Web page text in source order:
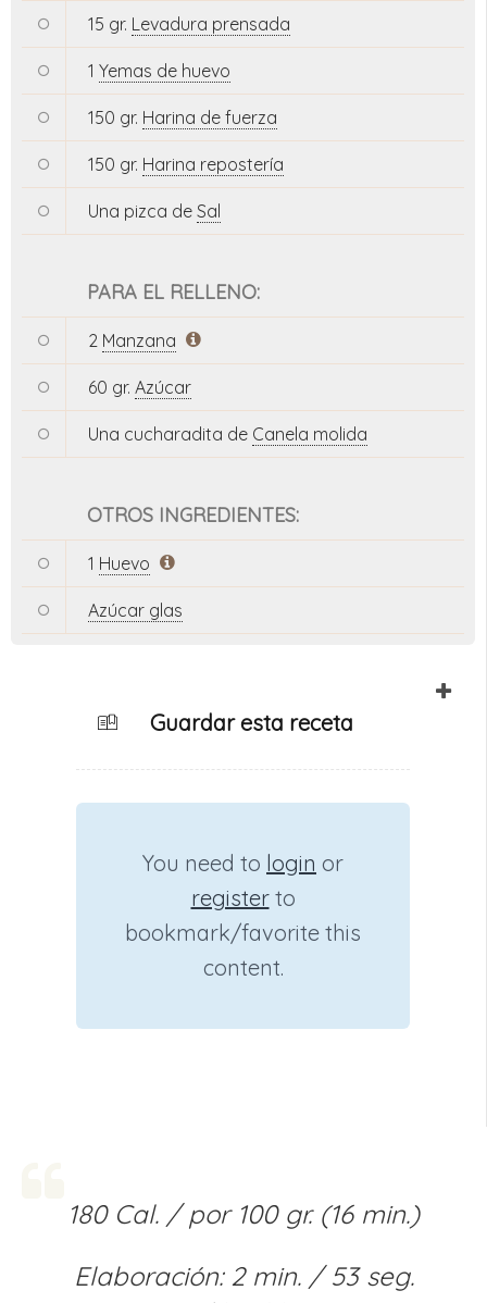
15 gr. Levadura prensada
1 Yemas de huevo
150 gr. Harina de fuerza
150 gr. Harina repostería
Una pizca de Sal
PARA EL RELLENO:
2 Manzana
60 gr. Azúcar
Una cucharadita de Canela molida
OTROS INGREDIENTES:
1 Huevo
Azúcar glas
Guardar esta receta
You need to login or
registerto
bookmark/favorite this
content.
180 Cal. / por 100 gr. (16 min.)
Elaboración: 2 min. / 53 seg.